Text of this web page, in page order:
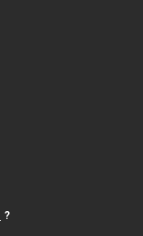
?